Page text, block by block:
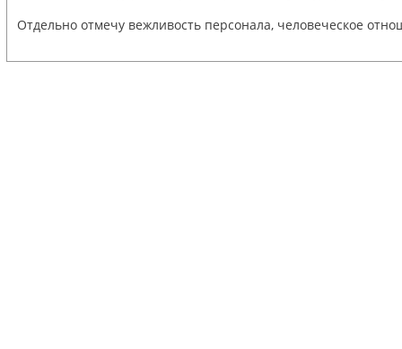
Отдельно отмечу вежливость персонала, человеческое